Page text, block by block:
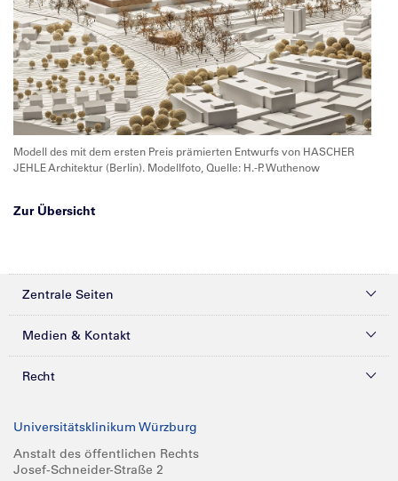
Modell des mit dem ersten Preis prämierten Entwurfs von HASCHER
JEHLE Architektur (Berlin). Modellfoto, Quelle: H.-P. Wuthenow
Zur Übersicht
Zentrale Seiten
Kliniken & Zentren
Forschung
Karriere
Medien & Kontakt
Presse
Glossar
Recht
Compliance
Universitätsklinikum Würzburg
Anstalt des öffentlichen Rechts
Josef-Schneider-Straße 2